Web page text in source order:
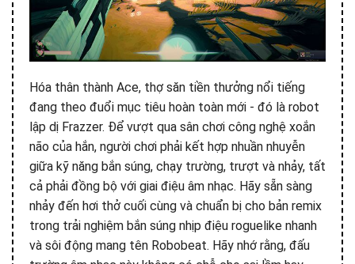
Hóa thân thành Ace, thợ săn tiền thưởng nổi tiếng
đang theo đuổi mục tiêu hoàn toàn mới - đó là robot
lập dị Frazzer. Để vượt qua sân chơi công nghệ xoắn
não của hắn, người chơi phải kết hợp nhuần nhuyễn
giữa kỹ năng bắn súng, chạy trường, trượt và nhảy, tất
cả phải đồng bộ với giai điệu âm nhạc. Hãy sẵn sàng
nhảy đến hơi thở cuối cùng và chuẩn bị cho bản remix
trong trải nghiệm bắn súng nhịp điệu roguelike nhanh
và sôi động mang tên Robobeat. Hãy nhớ rằng, đấu